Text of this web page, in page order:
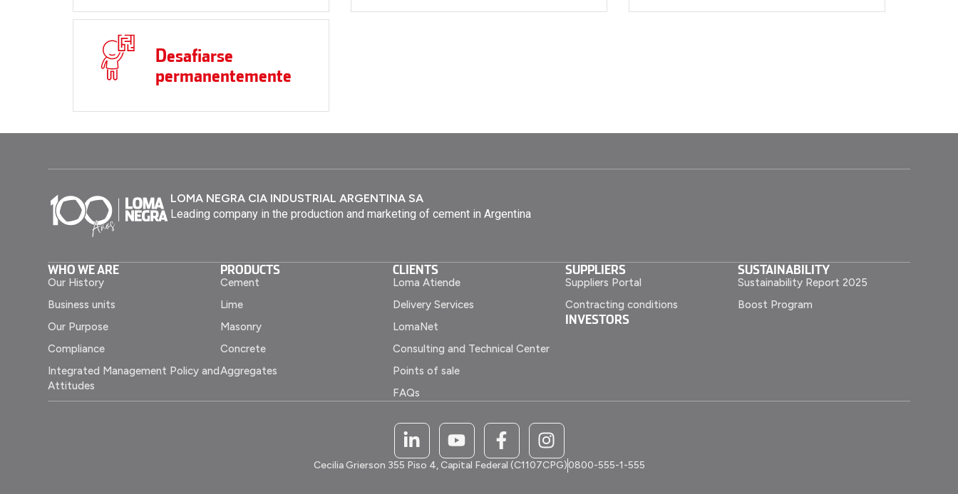
Desafiarse
permanentemente
LOMA NEGRA CIA INDUSTRIAL ARGENTINA SA
Leading company in the production and marketing of cement in Argentina
WHO WE ARE
Our History
Business units
Our Purpose
Compliance
Integrated Management Policy and
Attitudes
PRODUCTS
Cement
Lime
Masonry
Concrete
Aggregates
CLIENTS
Loma Atiende
Delivery Services
LomaNet
Consulting and Technical Center
Points of sale
FAQs
SUPPLIERS
Suppliers Portal
Contracting conditions
INVESTORS
SUSTAINABILITY
Sustainability Report 2025
Boost Program
Cecilia Grierson 355 Piso 4, Capital Federal (C1107CPG)0800-555-1-555